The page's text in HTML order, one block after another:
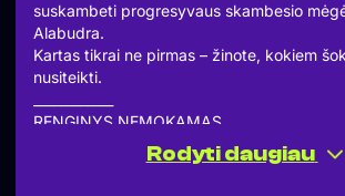
suskambeti progresyvaus skambesio
Alabudra.
Kartas tikrai ne pirmas – žinote, kokiem
nusiteikti.
RENGINYS NEMOKAMAS
Rodyti daugiau